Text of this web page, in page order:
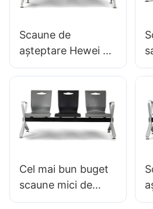
Scaune de
așteptare Hewei PU
Frame din aluminiu
aeroporturi & zone
cu trafic mare
Cel mai bun buget
scaune mici de
așteptare LC060